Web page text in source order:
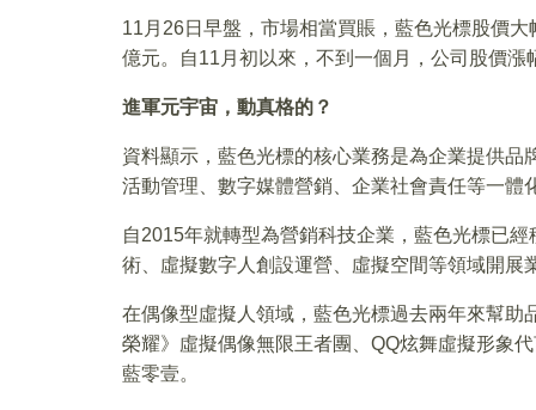
11月26日早盤，市場相當買賬，藍色光標股價
億元。自11月初以來，不到一個月，公司股價漲
進軍元宇宙，動真格的？
資料顯示，藍色光標的核心業務是為企業提供品
活動管理、數字媒體營銷、企業社會責任等一體
自2015年就轉型為營銷科技企業，藍色光標已
術、虛擬數字人創設運營、虛擬空間等領域開展
在偶像型虛擬人領域，藍色光標過去兩年來幫
榮耀》虛擬偶像無限王者團、QQ炫舞虛擬形象
藍零壹。